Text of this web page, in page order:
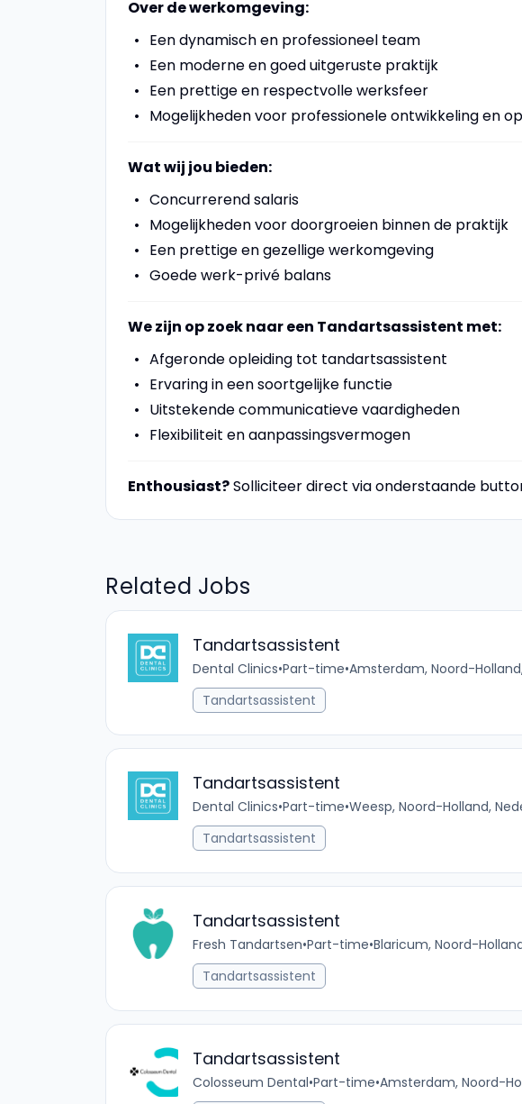
Over de werkomgeving:
Een dynamisch en professioneel team
Een moderne en goed uitgeruste praktijk
Een prettige en respectvolle werksfeer
Mogelijkheden voor professionele ontwikkeling en
Wat wij jou bieden:
Concurrerend salaris
Mogelijkheden voor doorgroeien binnen de praktijk
Een prettige en gezellige werkomgeving
Goede werk-privé balans
We zijn op zoek naar een Tandartsassistent met:
Afgeronde opleiding tot tandartsassistent
Ervaring in een soortgelijke functie
Uitstekende communicatieve vaardigheden
Flexibiliteit en aanpassingsvermogen
Enthousiast?Solliciteer direct via onderstaande
Related Jobs
Tandartsassistent
Dental Clinics•Part-time•Amsterdam, Noord-
Tandartsassistent
Tandartsassistent
Dental Clinics•Part-time•Weesp, Noord-Holland,
Tandartsassistent
Tandartsassistent
Fresh Tandartsen•Part-time•Blaricum, Noord-
Tandartsassistent
Tandartsassistent
Colosseum Dental•Part-time•Amsterdam, Noord-